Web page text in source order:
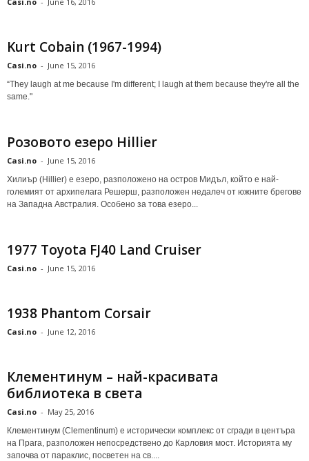
Kurt Cobain (1967-1994)
Casi.no - June 15, 2016
“They laugh at me because I'm different; I laugh at them because they're all the
same."
Розовото езеро Hillier
Casi.no - June 15, 2016
Хилиър (Hillier) е езеро, разположено на остров Мидъл, който е най-
големият от архипелага Решерш, разположен недалеч от южните брегове
на Западна Австралия. Особено за това езеро...
1977 Toyota FJ40 Land Cruiser
Casi.no - June 15, 2016
1938 Phantom Corsair
Casi.no - June 12, 2016
Клементинум – най-красивата
библиотека в света
Casi.no - May 25, 2016
Клементинум (Clementinum) е исторически комплекс от сгради в центъра
на Прага, разположен непосредствено до Карловия мост. Историята му
започва от параклис, посветен на св....